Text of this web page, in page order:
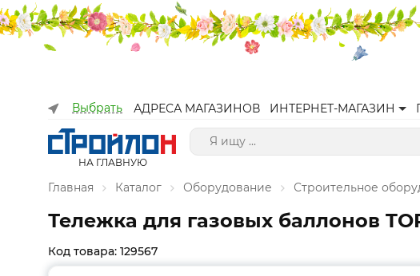
Выбрать АДРЕСА МАГАЗИНОВ ИНТЕРНЕТ-МАГАЗИН
НА ГЛАВНУЮ
Главная Каталог Оборудование Строительное
Тележка для газовых баллонов
Код товара: 129567